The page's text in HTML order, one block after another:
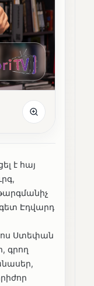
է հայ
Էդվարդ
Ստեփան
գրող